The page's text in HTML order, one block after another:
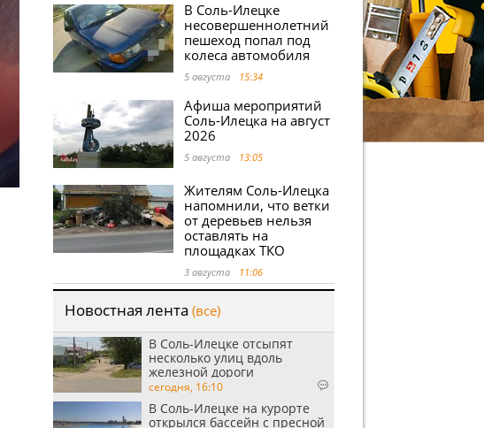
В Соль-Илецке
несовершеннолетний
пешеход попал под
колеса автомобиля
5 августа 15:34
Афиша мероприятий
Соль-Илецка на август
2026
5 августа 13:05
Жителям Соль-Илецка
напомнили, что ветки
от деревьев нельзя
оставлять на
площадках ТКО
3 августа 11:06
Новостная лента (все)
В Соль-Илецке отсыпят
несколько улиц вдоль
железной дороги
сегодня, 16:10
В Соль-Илецке на курорте
открылся бассейн с пресной